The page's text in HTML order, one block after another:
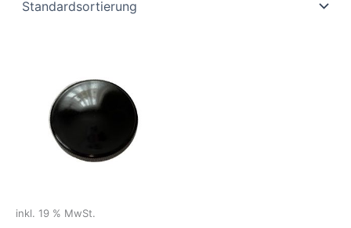
inkl. 19 % MwSt.